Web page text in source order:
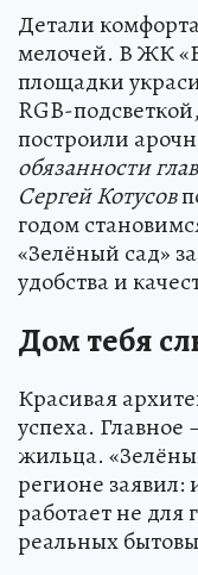
Детали
мелочей. В ЖК
площадки
RGB-
построили
обязанности
Сергей Котусов
годом
«Зелёный сад»
удобства и
Дом тебя
Красивая
успеха. Главное
жильца.
регионе заявил:
работает не
реальных